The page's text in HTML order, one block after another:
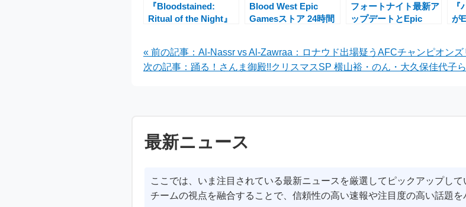
『Bloodstained:
Ritual of the Night』
ドヴァニアファン必見
Blood West Epic
Gamesストア 24時間
フォートナイト最新ア
ップデートとEpic
武器＆最大80％オフ
でゲームを楽しもう！
が
間
« 前の記事：Al-Nassr vs Al-Zawraa：ロナウド出場疑うAFCチャンピオン
次の記事：踊る！さんま御殿!!クリスマスSP 横山裕・のん・大久保佳代子
最新ニュース
ここでは、いま注目されている最新ニュースを厳選してピックアップし
チームの視点を融合することで、信頼性の高い速報や注目度の高い話題を